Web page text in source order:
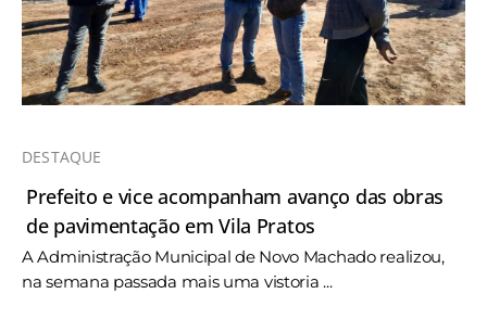
DESTAQUE
Prefeito e vice acompanham avanço das obras
de pavimentação em Vila Pratos
A Administração Municipal de Novo Machado realizou,
na semana passada mais uma vistoria ...